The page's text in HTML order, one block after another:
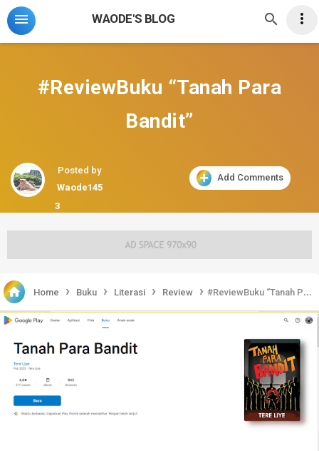
 
WAODE'S BLOG 
#ReviewBuku “Tanah Para
Bandit”
Posted by
Waode145
3
Add Comments
 Home › Buku › Literasi › Review › #ReviewBuku “Tanah Para Bandit”